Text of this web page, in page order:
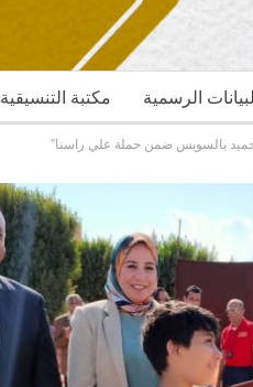
مكتبة التنسيقية البيانات الرسمية
بالسويس ضمن حملة علي راسنا”